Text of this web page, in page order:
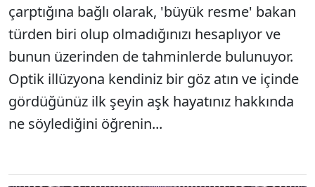
çarptığına bağlı olarak, 'büyük resme' bakan
türden biri olup olmadığınızı hesaplıyor ve
bunun üzerinden de tahminlerde bulunuyor.
Optik illüzyona kendiniz bir göz atın ve içinde
gördüğünüz ilk şeyin aşk hayatınız hakkında
ne söylediğini öğrenin...